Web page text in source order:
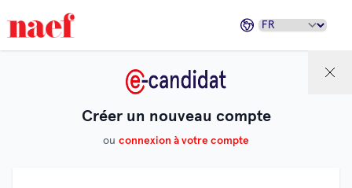
Créer un nouveau compte
ou connexion à votre compte